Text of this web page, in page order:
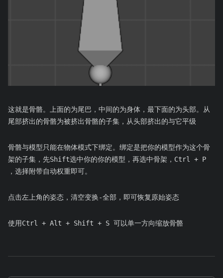
这就是骨骼。上面的为尾巴，中间的为身体，最下面的为头部。从
尾部挤出的骨骼为被挤出骨骼的子集，从头部挤出的与它平级
骨骼与模型只能在物体模式下绑定。绑定是把你的模型作为这个骨
架的子集，先Shift选中你的你的模型，再选中骨架，Ctrl + P
，选择附带自动权重即可。
点击左上角的姿态，清空变换-全部，即可恢复原始姿态
使用Ctrl + Alt + Shift + S 可以单一方向缩放骨骼